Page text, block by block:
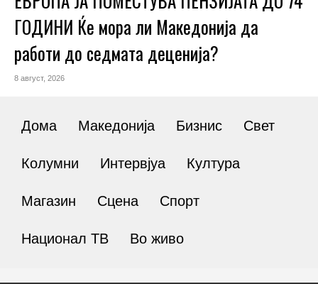
ГОДИНИ Ќе мора ли Македонија да
работи до седмата деценија?
8 август, 2026
Дома Македонија Бизнис Свет
Колумни Интервјуа Култура
Магазин Сцена Спорт
Национал ТВ Во живо